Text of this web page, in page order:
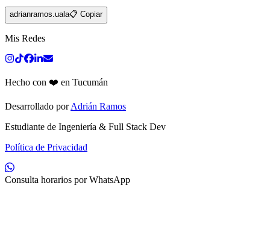
adrianramos.uala📋 Copiar
Mis Redes
Hecho con ❤️ en Tucumán
Desarrollado porAdrián Ramos
Estudiante de Ingeniería & Full Stack Dev
Política de Privacidad
Consulta horarios por WhatsApp